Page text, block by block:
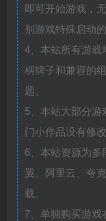
即可开始游戏，
别游戏特殊启动
4、本站所有游戏
柄牌子和兼容的
题。
5、本站大部分
门小作品没有修改
6、本站资源为
翼、阿里云、夸
载。
7、单独购买游